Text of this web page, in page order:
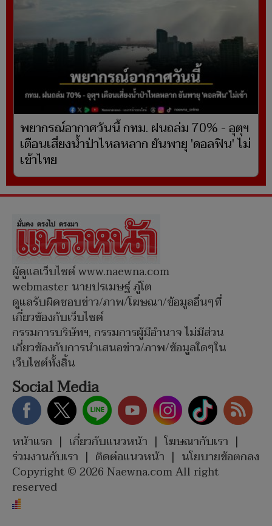
พยากรณ์อากาศวันนี้ กทม. ฝนถล่ม 70% - อุตุฯ
เตือนเสี่ยงน้ำป่าไหลหลาก ยันพายุ 'ดอลฟิน' ไม่
เข้าไทย
ผู้ดูแลเว็บไซต์ www.naewna.com
webmaster นายปรเมษฐ์ ภู่โต
ดูแลรับผิดชอบข่าว/ภาพ/โฆษณา/ข้อมูลอื่นๆที่
เกี่ยวข้องกับเว็บไซต์
กรรมการบริษัทฯ, กรรมการผู้มีอำนาจ ไม่มีส่วน
เกี่ยวข้องกับการนำเสนอข่าว/ภาพ/ข้อมูลใดๆใน
เว็บไซต์ทั้งสิ้น
Social Media
หน้าแรก | เกี่ยวกับแนวหน้า | โฆษณากับเรา |
ร่วมงานกับเรา | ติดต่อแนวหน้า | นโยบายข้อตกลง
Copyright © 2026 Naewna.com All right
reserved